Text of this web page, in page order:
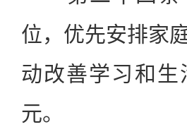
位，优先安排家
动改善学习和生
元。